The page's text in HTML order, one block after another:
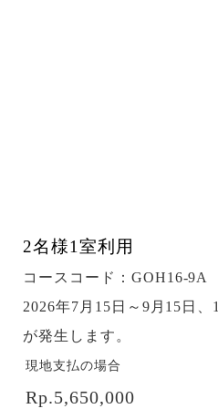
2名様1室利用
コースコード：GOH16-9A
2026年7月15日～9月15日
が発生します。
現地支払の場合
Rp.5,650,000